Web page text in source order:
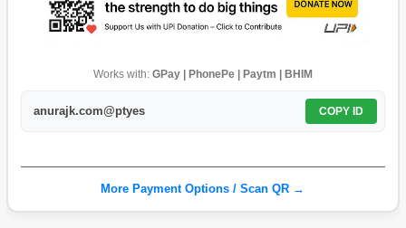
Works with: GPay | PhonePe | Paytm | BHIM
anurajk.com@ptyes COPY ID
More Payment Options / Scan QR →